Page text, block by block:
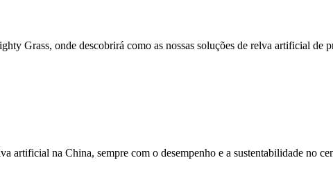
Grass, onde descobrirá como as nossas soluções de relva artificial de
artificial na China, sempre com o desempenho e a sustentabilidade no